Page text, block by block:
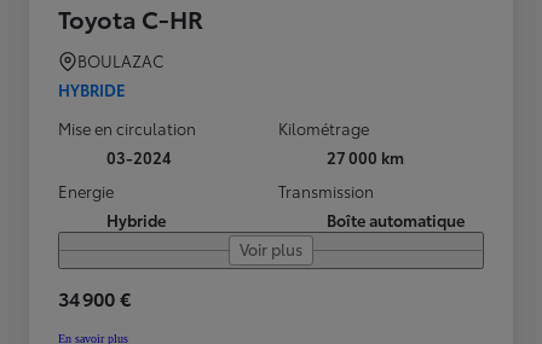
Toyota C-HR
BOULAZAC
HYBRIDE
Mise en circulation
03-2024
Kilométrage
27 000 km
Energie
Hybride
Transmission
Boîte automatique
Voir plus
34 900 €
En savoir plus